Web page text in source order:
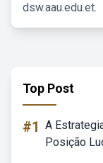
dsw.aau.edu.et.
Top Post
#1 A
Posição